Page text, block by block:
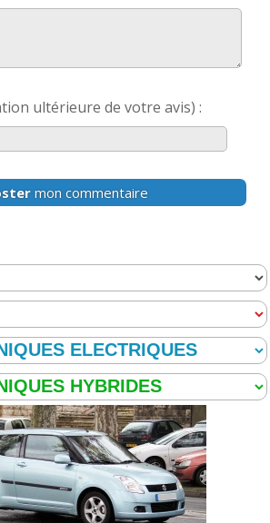
ultérieure de votre avis) :
mon commentaire